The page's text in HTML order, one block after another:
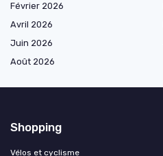
Février 2026
Avril 2026
Juin 2026
Août 2026
Shopping
Vélos et cyclisme